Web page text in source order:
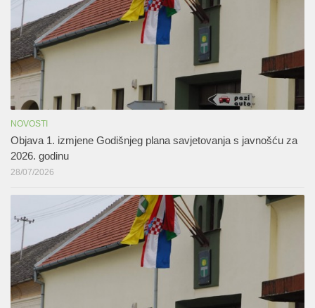
NOVOSTI
Objava 1. izmjene Godišnjeg plana savjetovanja s javnošću za
2026. godinu
28/07/2026